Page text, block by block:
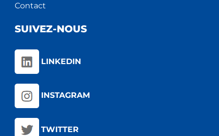
Contact
SUIVEZ-NOUS
LINKEDIN
INSTAGRAM
TWITTER